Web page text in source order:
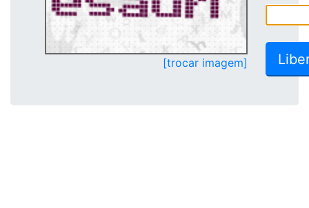
[trocar imagem]